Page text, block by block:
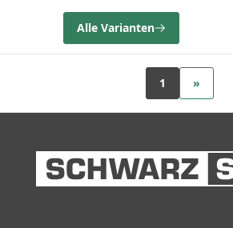
Alle Varianten
1 »